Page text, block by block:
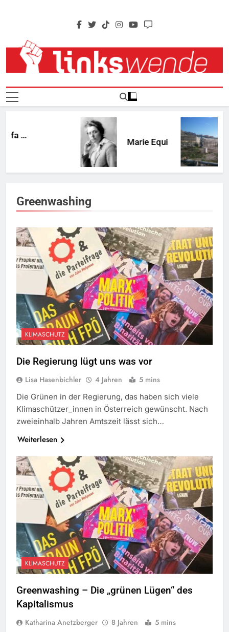
Linkswende Jetzt!
…
Marie Equi
Greenwashing
KLIMASCHUTZ
Die Regierung lügt uns was vor
Lisa Hasenbichler 4 Jahren 5 mins
Die Grünen in der Regierung, das haben sich viele
Klimaschützer_innen in Österreich gewünscht. Nach
zweieinhalb Jahren Amtszeit lässt sich…
Weiterlesen
KLIMASCHUTZ
Greenwashing – Die „grünen Lügen“ des
Kapitalismus
Katharina Anetzberger 8 Jahren 5 mins